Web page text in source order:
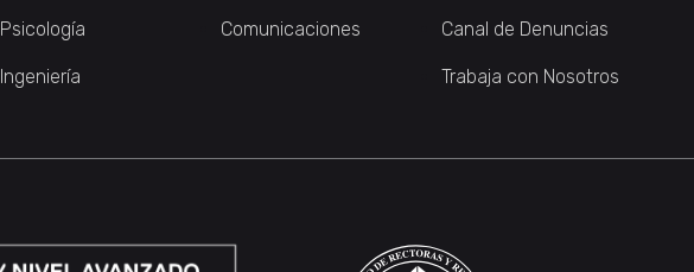
Psicología
Ingeniería
Comunicaciones Canal de Denuncias
Trabaja con Nosotros